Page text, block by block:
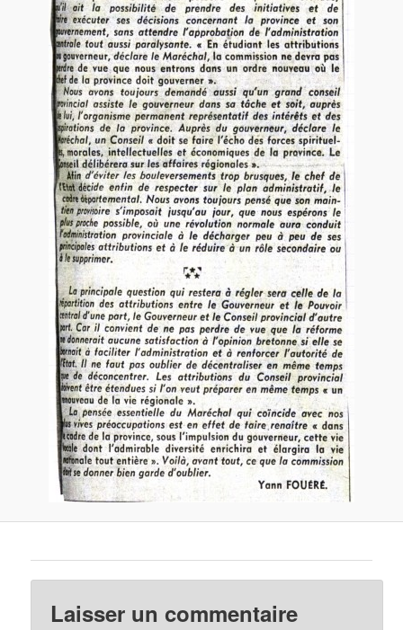
Laisser un commentaire